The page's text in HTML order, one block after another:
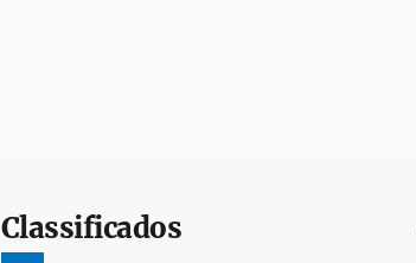
Classificados